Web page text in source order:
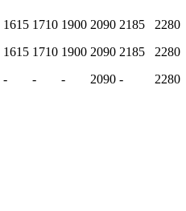
1615
1615
-
1710
1710
-
1900
1900
-
2090
2090
2090
2185
2185
-
2280
2280
2280